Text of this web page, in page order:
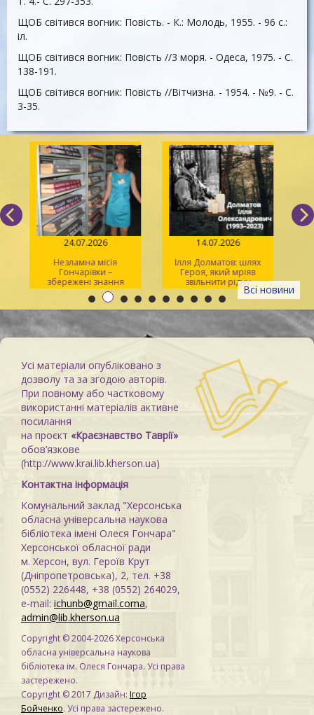
ЩОБ світився вогник: Повість. - К.: Молодь, 1955. - 96 с.:
іл.
ЩОБ світився вогник: Повість //3 моря. - Одеса, 1975. - С.
138-191.
ЩОБ світився вогник: Повість //Вітчизна. - 1954. - №9. - С.
3-35.
Всі новини
24.07.2026
Незламна місія
Гончарівки –
збережені знання
14.07.2026
Ілля Долматов: шлях
Героя, який мріяв
звільнити рідну
Каховку
Усі матеріали опубліковано з
дозволу та за згодою авторів.
При повному або частковому
використанні матеріалів активне
посилання
на проєкт «Краєзнавство Таврії»
обов’язкове
(http://www.krai.lib.kherson.ua)
Контактна інформація
Комунальний заклад "Херсонська
обласна універсальна наукова
бібліотека імені Олеся Гончара"
Херсонської обласної ради
м. Херсон, вул. Героїв Крут
(Дніпропетровська), 2, тел. +38
(0552) 226448, +38 (0552) 264029,
e-mail: ichunb@gmail.coma,
admin@lib.kherson.ua
Copyright © 2004-2026 Херсонська
обласна універсальна наукова
бібліотека ім. Олеся Гончара. Усі права
застережено.
Copyright © 2017 Дизайн: Ігор
Бойченко. Усі права застережено.